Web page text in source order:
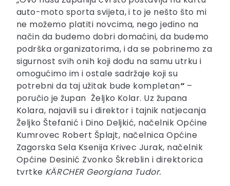
auto-moto sporta svijeta, i to je nešto što mi
ne možemo platiti novcima, nego jedino na
način da budemo dobri domaćini, da budemo
podrška organizatorima, i da se pobrinemo za
sigurnost svih onih koji dođu na samu utrku i
omogućimo im i ostale sadržaje koji su
potrebni da taj užitak bude kompletan“ –
poručio je župan Željko Kolar. Uz župana
Kolara, najavili su i direktor i tajnik natjecanja
Željko Štefanić i Dino Deljkić, načelnik Općine
Kumrovec Robert Šplajt, načelnica Općine
Zagorska Sela Ksenija Krivec Jurak, načelnik
Općine Desinić Zvonko Škreblin i direktorica
tvrtke KӒRCHER Georgiana Tudor.